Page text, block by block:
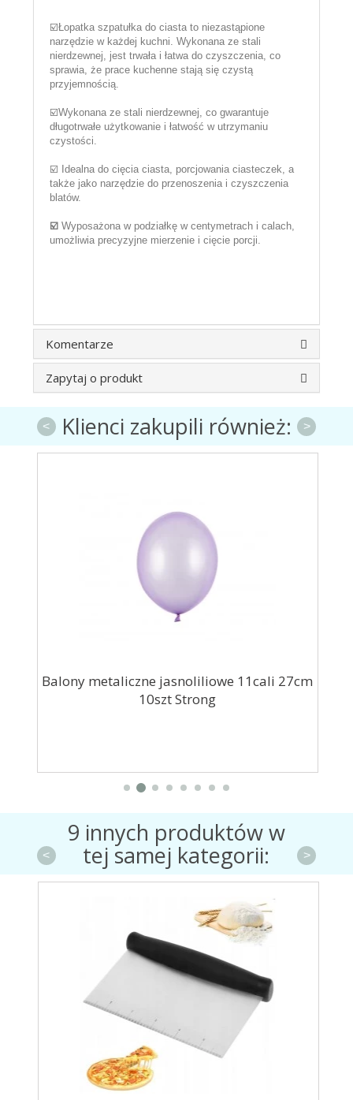
☑️Łopatka szpatułka do ciasta to niezastąpione
narzędzie w każdej kuchni. Wykonana ze stali
nierdzewnej, jest trwała i łatwa do czyszczenia, co
sprawia, że prace kuchenne stają się czystą
przyjemnością.
☑️Wykonana ze stali nierdzewnej, co gwarantuje
długotrwałe użytkowanie i łatwość w utrzymaniu
czystości.
☑️ Idealna do cięcia ciasta, porcjowania ciasteczek, a
także jako narzędzie do przenoszenia i czyszczenia
blatów.
☑️Wyposażona w podziałkę w centymetrach i calach,
umożliwia precyzyjne mierzenie i cięcie porcji.
Komentarze
Zapytaj o produkt
Klienci zakupili również:
Balony metaliczne jasnoliliowe 11cali 27cm
10szt Strong
< >
9 innych produktów w
tej samej kategorii:
< >